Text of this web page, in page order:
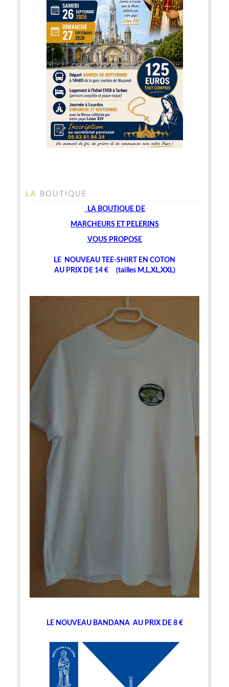
LA BOUTIQUE
LA BOUTIQUE DE
MARCHEURS ET PELERINS
VOUS PROPOSE
LE NOUVEAU TEE-SHIRT EN COTON
AU PRIX DE 14 € (tailles M,L,XL,XXL)
LE NOUVEAU BANDANA AU PRIX DE 8 €